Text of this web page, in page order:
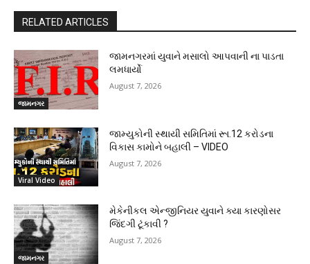
RELATED ARTICLES
જામનગર
જામનગરમાં યુવાને મસાલો આપવાની ના પાડતા
લમધાર્યો
August 7, 2026
Viral Video
જામ્યુકોની સ્થાયી સમિતિમાં રૂા.12 કરોડના
વિકાસ કામોને બહાલી – VIDEO
August 7, 2026
જામનગર
મેકેનીકલ એન્જીનિયર યુવાને ક્યા કારણોસર
જિંદગી ટૂંકાવી ?
August 7, 2026